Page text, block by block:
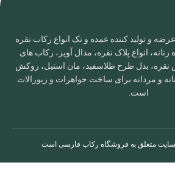
و تولید کننده عمده و تک انواع رکاب نقره
زنانه، انواع پلاک نقره، مدال آویز، رکاب های
بدل طرح طلاسفید، مان استیل، روکش
و مردانه برای ساخت جواهرات و زیورالات
است.
متعلق به فروشگاه رکاب فارسی است